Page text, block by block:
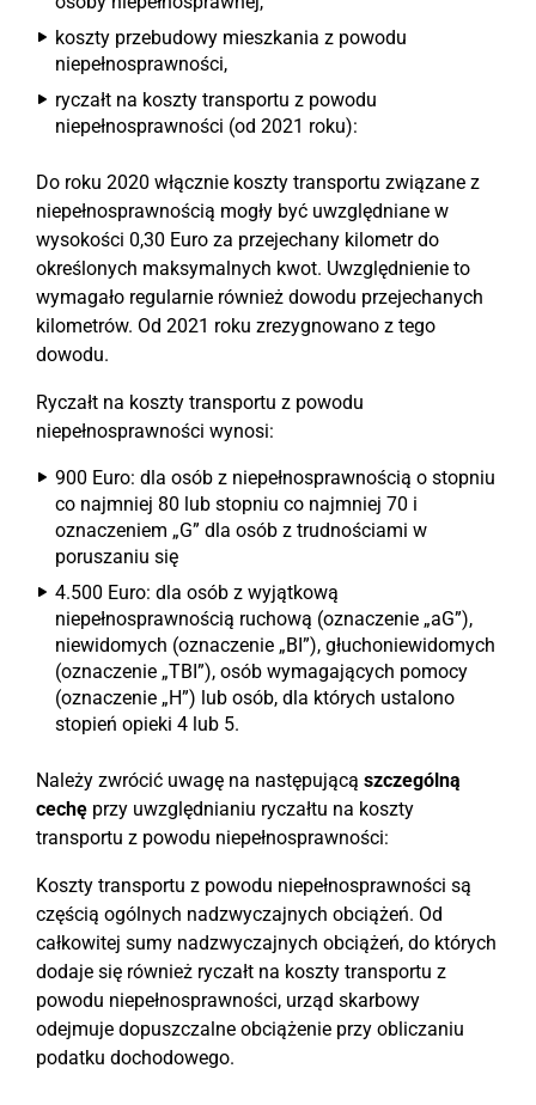
koszty przebudowy mieszkania z powodu
niepełnosprawności,
ryczałt na koszty transportu z powodu
niepełnosprawności (od 2021 roku):
Do roku 2020 włącznie koszty transportu związane z
niepełnosprawnością mogły być uwzględniane w
wysokości 0,30 Euro za przejechany kilometr do
określonych maksymalnych kwot. Uwzględnienie to
wymagało regularnie również dowodu przejechanych
kilometrów. Od 2021 roku zrezygnowano z tego
dowodu.
Ryczałt na koszty transportu z powodu
niepełnosprawności wynosi:
900 Euro: dla osób z niepełnosprawnością o stopniu
co najmniej 80 lub stopniu co najmniej 70 i
oznaczeniem „G” dla osób z trudnościami w
poruszaniu się
4.500 Euro: dla osób z wyjątkową
niepełnosprawnością ruchową (oznaczenie „aG”),
niewidomych (oznaczenie „BI”), głuchoniewidomych
(oznaczenie „TBI”), osób wymagających pomocy
(oznaczenie „H”) lub osób, dla których ustalono
stopień opieki 4 lub 5.
Należy zwrócić uwagę na następującą szczególną
cechę przy uwzględnianiu ryczałtu na koszty
transportu z powodu niepełnosprawności:
Koszty transportu z powodu niepełnosprawności są
częścią ogólnych nadzwyczajnych obciążeń. Od
całkowitej sumy nadzwyczajnych obciążeń, do których
dodaje się również ryczałt na koszty transportu z
powodu niepełnosprawności, urząd skarbowy
odejmuje dopuszczalne obciążenie przy obliczaniu
podatku dochodowego.